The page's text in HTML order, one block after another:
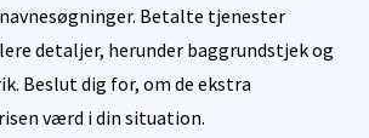
Betalte tjenester
detaljer, herunder baggrundstjek og
Beslut dig for, om de ekstra
værd i din situation.